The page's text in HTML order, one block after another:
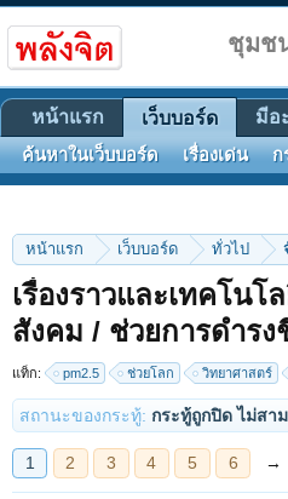
หน้าแรก เว็บบอร์ด ทั่วไป
เรื่องราวและเทคโนโ
สังคม / ช่วยการดำรง
แท็ก: pm2.5 ช่วยโลก วิทยาศาสตร์
สถานะของกระทู้: กระทู้ถูกปิด ไม่สา
1 2 4 5 6 → 10 ถัดไป >
ชุมช
หน้าแรก เว็บบอร์ด
ค้นหาในเว็บบอร์ด เรื่องเด่น ก
มีอ